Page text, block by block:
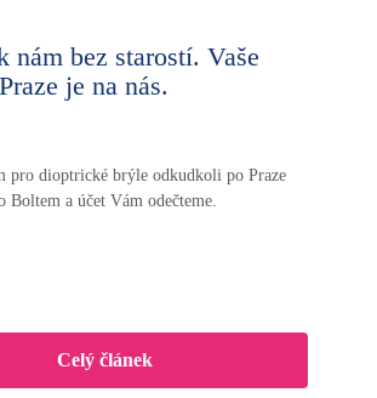
nám bez starostí. Vaše
je na nás.
pro dioptrické brýle odkudkoli po Praze
Boltem a účet Vám odečteme.
Celý článek